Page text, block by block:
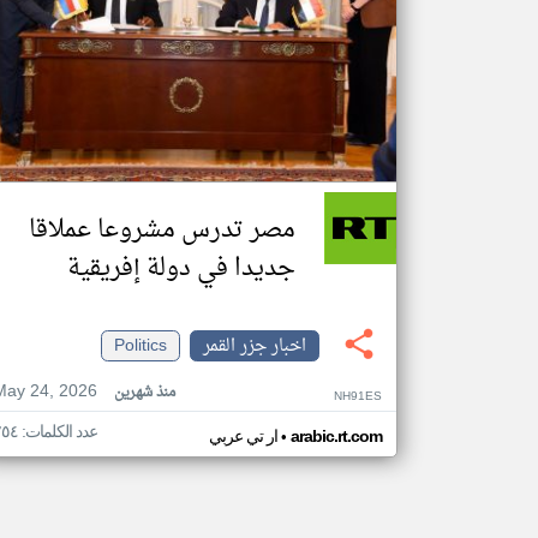
مصر تدرس مشروعا عملاقا
جديدا في دولة إفريقية
اخبار جزر القمر
Politics
24, 2026
منذ شهرين NH91ES
ار تي عربي• arabic.rt.com عدد الكلمات: ٢٥٤